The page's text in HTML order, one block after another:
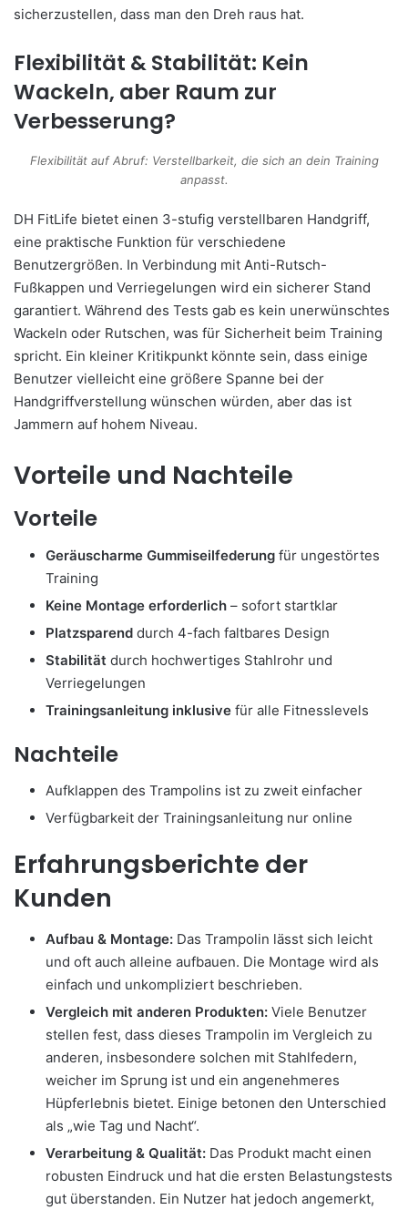
sicherzustellen, dass man den Dreh raus hat.
Flexibilität & Stabilität: Kein
Wackeln, aber Raum zur
Verbesserung?
Flexibilität auf Abruf: Verstellbarkeit, die sich an dein Training
anpasst.
DH FitLife bietet einen 3-stufig verstellbaren Handgriff,
eine praktische Funktion für verschiedene
Benutzergrößen. In Verbindung mit Anti-Rutsch-
Fußkappen und Verriegelungen wird ein sicherer Stand
garantiert. Während des Tests gab es kein unerwünschtes
Wackeln oder Rutschen, was für Sicherheit beim Training
spricht. Ein kleiner Kritikpunkt könnte sein, dass einige
Benutzer vielleicht eine größere Spanne bei der
Handgriffverstellung wünschen würden, aber das ist
Jammern auf hohem Niveau.
Vorteile und Nachteile
Vorteile
Geräuscharme Gummiseilfederung für ungestörtes
Training
Keine Montage erforderlich – sofort startklar
Platzsparend durch 4-fach faltbares Design
Stabilität durch hochwertiges Stahlrohr und
Verriegelungen
Trainingsanleitung inklusive für alle Fitnesslevels
Nachteile
Aufklappen des Trampolins ist zu zweit einfacher
Verfügbarkeit der Trainingsanleitung nur online
Erfahrungsberichte der
Kunden
Aufbau & Montage: Das Trampolin lässt sich leicht
und oft auch alleine aufbauen. Die Montage wird als
einfach und unkompliziert beschrieben.
Vergleich mit anderen Produkten: Viele Benutzer
stellen fest, dass dieses Trampolin im Vergleich zu
anderen, insbesondere solchen mit Stahlfedern,
weicher im Sprung ist und ein angenehmeres
Hüpferlebnis bietet. Einige betonen den Unterschied
als „wie Tag und Nacht“.
Verarbeitung & Qualität: Das Produkt macht einen
robusten Eindruck und hat die ersten Belastungstests
gut überstanden. Ein Nutzer hat jedoch angemerkt,